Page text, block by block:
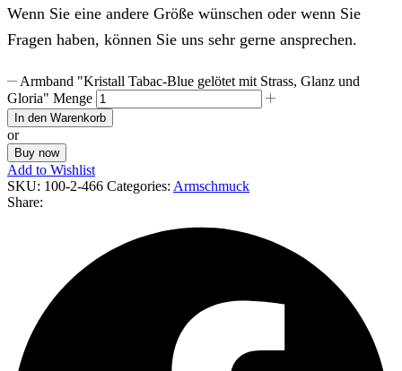
Wenn Sie eine andere Größe wünschen oder wenn Sie
Fragen haben, können Sie uns sehr gerne ansprechen.
Armband "Kristall Tabac-Blue gelötet mit Strass, Glanz und
Gloria" Menge
In den Warenkorb
or
Buy now
Add to Wishlist
SKU: 100-2-466 Categories: Armschmuck
Share: